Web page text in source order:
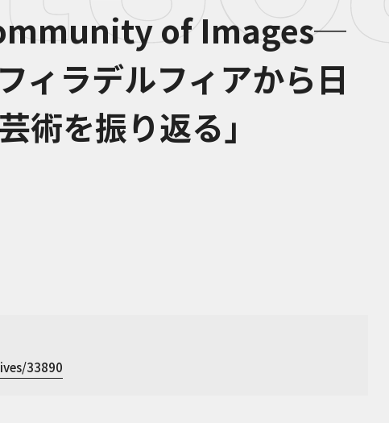
of Images─
ィラデルフィアから日
術を振り返る」
33890